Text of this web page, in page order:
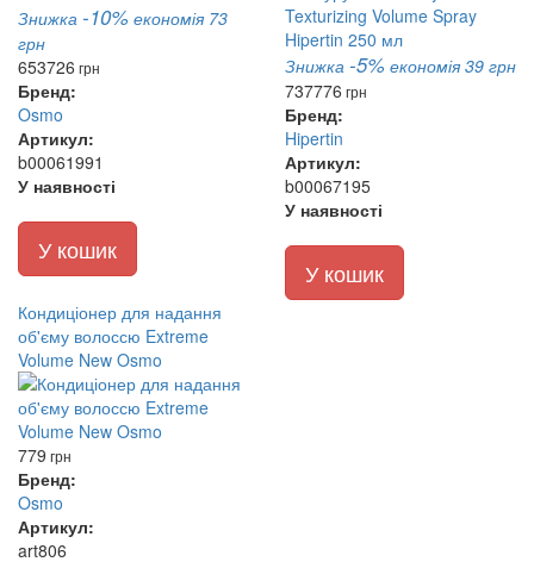
Знижка -10% економія 73
грн
653726 грн
Бренд:
Osmo
Артикул:
b00061991
У наявності
У кошик
Знижка -5% економія 39 грн
737776 грн
Бренд:
Hipertin
Артикул:
b00067195
У наявності
У кошик
Кондиціонер для надання
об'єму волоссю Extreme
Volume New Osmo
779 грн
Бренд:
Osmo
Артикул:
art806